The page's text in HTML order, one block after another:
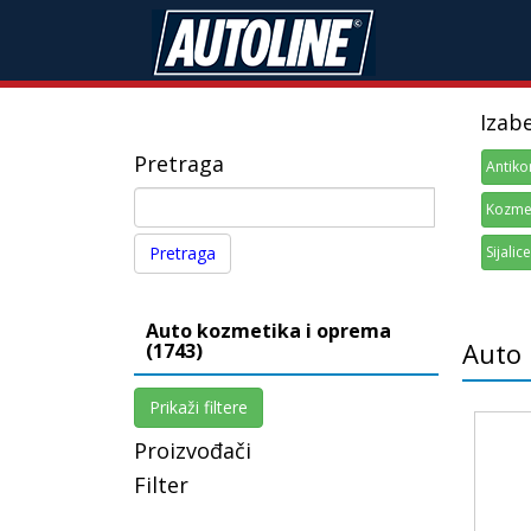
Pretraga
Auto kozmetika i oprema
(1743)
Prikaži filtere
Proizvođači
Filter
Sijalice
Auto